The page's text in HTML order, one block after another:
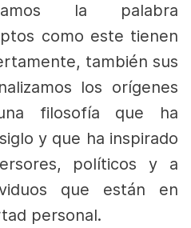
la palabra
como este tienen
también sus
los orígenes
filosofía que ha
y que ha inspirado
políticos y a
que están en
personal.